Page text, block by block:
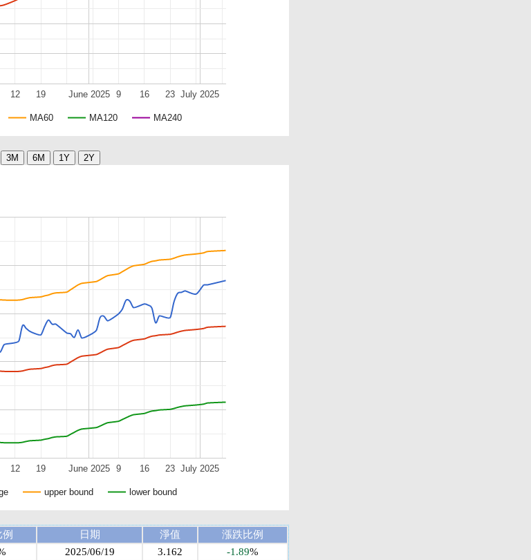
MA60 MA120 MA240
June 2025 July 2025
12 19 9 16 23
upper bound lower bound
June 2025 July 2025
12 19 9 16 23
日期 淨值
漲跌比例
2025/06/19 3.162 -1.89%